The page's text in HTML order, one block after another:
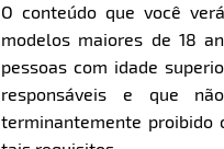
Item
1
of
10
O conteúdo que você
modelos maiores de 18
pessoas com idade
responsáveis e que
terminantemente proibido